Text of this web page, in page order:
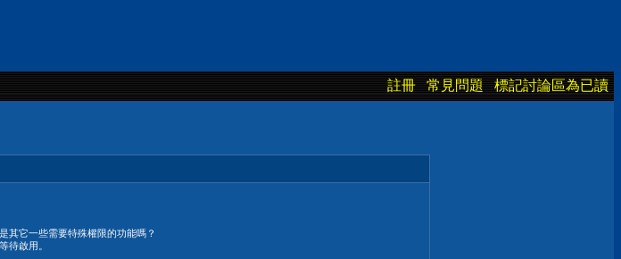
註冊 常見問題 標記討論區為已讀
其它一些需要特殊權限的功能嗎？
待啟用。